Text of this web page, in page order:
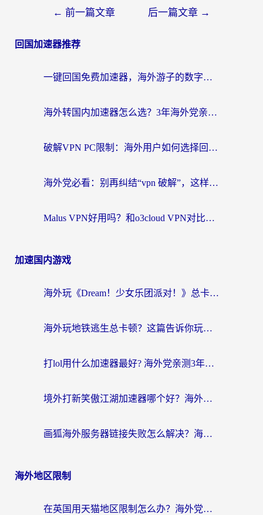
← 前一篇文章 后一篇文章 →
回国加速器推荐
一键回国免费加速器，海外游子的数字归乡路
海外转国内加速器怎么选？3年海外党亲测指南，无缝刷剧玩游戏不再难
破解VPN PC限制：海外用户如何选择回国加速器实现无缝访问国内资源
海外党必看：别再纠结“vpn 破解”，这样选回国加速器才能真正无缝访问国内资源
Malus VPN好用吗？和o3cloud VPN对比哪个回国效果更好？
加速国内游戏
海外玩《Dream！少女乐团派对！》总卡顿？加速器到底能不能用？一篇指南解决你的国服游戏难题
海外玩地铁逃生总卡顿？这篇告诉你玩地铁逃生用什么加速器好,比较好
打lol用什么加速器最好? 海外党亲测3年的国服游戏加速终极攻略
境外打新笑傲江湖加速器哪个好？海外玩家国服畅玩全攻略（附实测推荐）
画狐海外服务器链接失败怎么解决？海外玩家国服游戏加速器终极指南
海外地区限制
在英国用天猫地区限制怎么办？海外党必备的国内平台解锁指南